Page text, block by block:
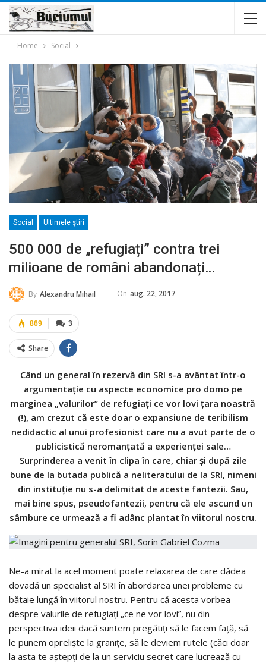
Home Social
Social Ultimele ştiri
500 000 de „refugiați” contra trei
milioane de români abandonați…
By Alexandru Mihail On aug. 22, 2017
3
869
Share
Când un general în rezervă din SRI s-a avântat într-o
argumentație cu aspecte economice pro domo pe
marginea „valurilor” de refugiați ce vor lovi țara noastră
(!), am crezut că este doar o expansiune de teribilism
nedidactic al unui profesionist care nu a avut parte de o
publicistică neromanțată a experienței sale…
Surprinderea a venit în clipa în care, chiar și după zile
bune de la butada publică a neliteratului de la SRI, nimeni
din instituție nu s-a delimitat de aceste fantezii. Sau,
mai bine spus, pseudofantezii, pentru că ele ascund un
sâmbure ce urmează a fi adânc plantat în viitorul nostru.
Ne-a mirat la acel moment poate relaxarea de care dădea
dovadă un specialist al SRI în abordarea unei probleme cu
bătaie lungă în viitorul nostru. Pentru că acesta vorbea
despre valurile de refugiați „ce ne vor lovi”, nu din
perspectiva ideii dacă suntem pregătiți să le facem față, să
le punem opreliște la granițe, să le deviem rutele (căci doar
la asta te aștepți de la un serviciu secret care lucrează cu